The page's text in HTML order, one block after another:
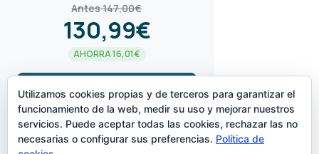
Antes 147,00€
130,99€
AHORRA 16,01€
¡LO QUIERO!arrow_forward
CREADO POR
Utilizamos cookies propias y de terceros para garantizar el
funcionamiento de la web, medir su uso y mejorar nuestros
servicios. Puede aceptar todas las cookies, rechazar las no
necesarias o configurar sus preferencias. Política de